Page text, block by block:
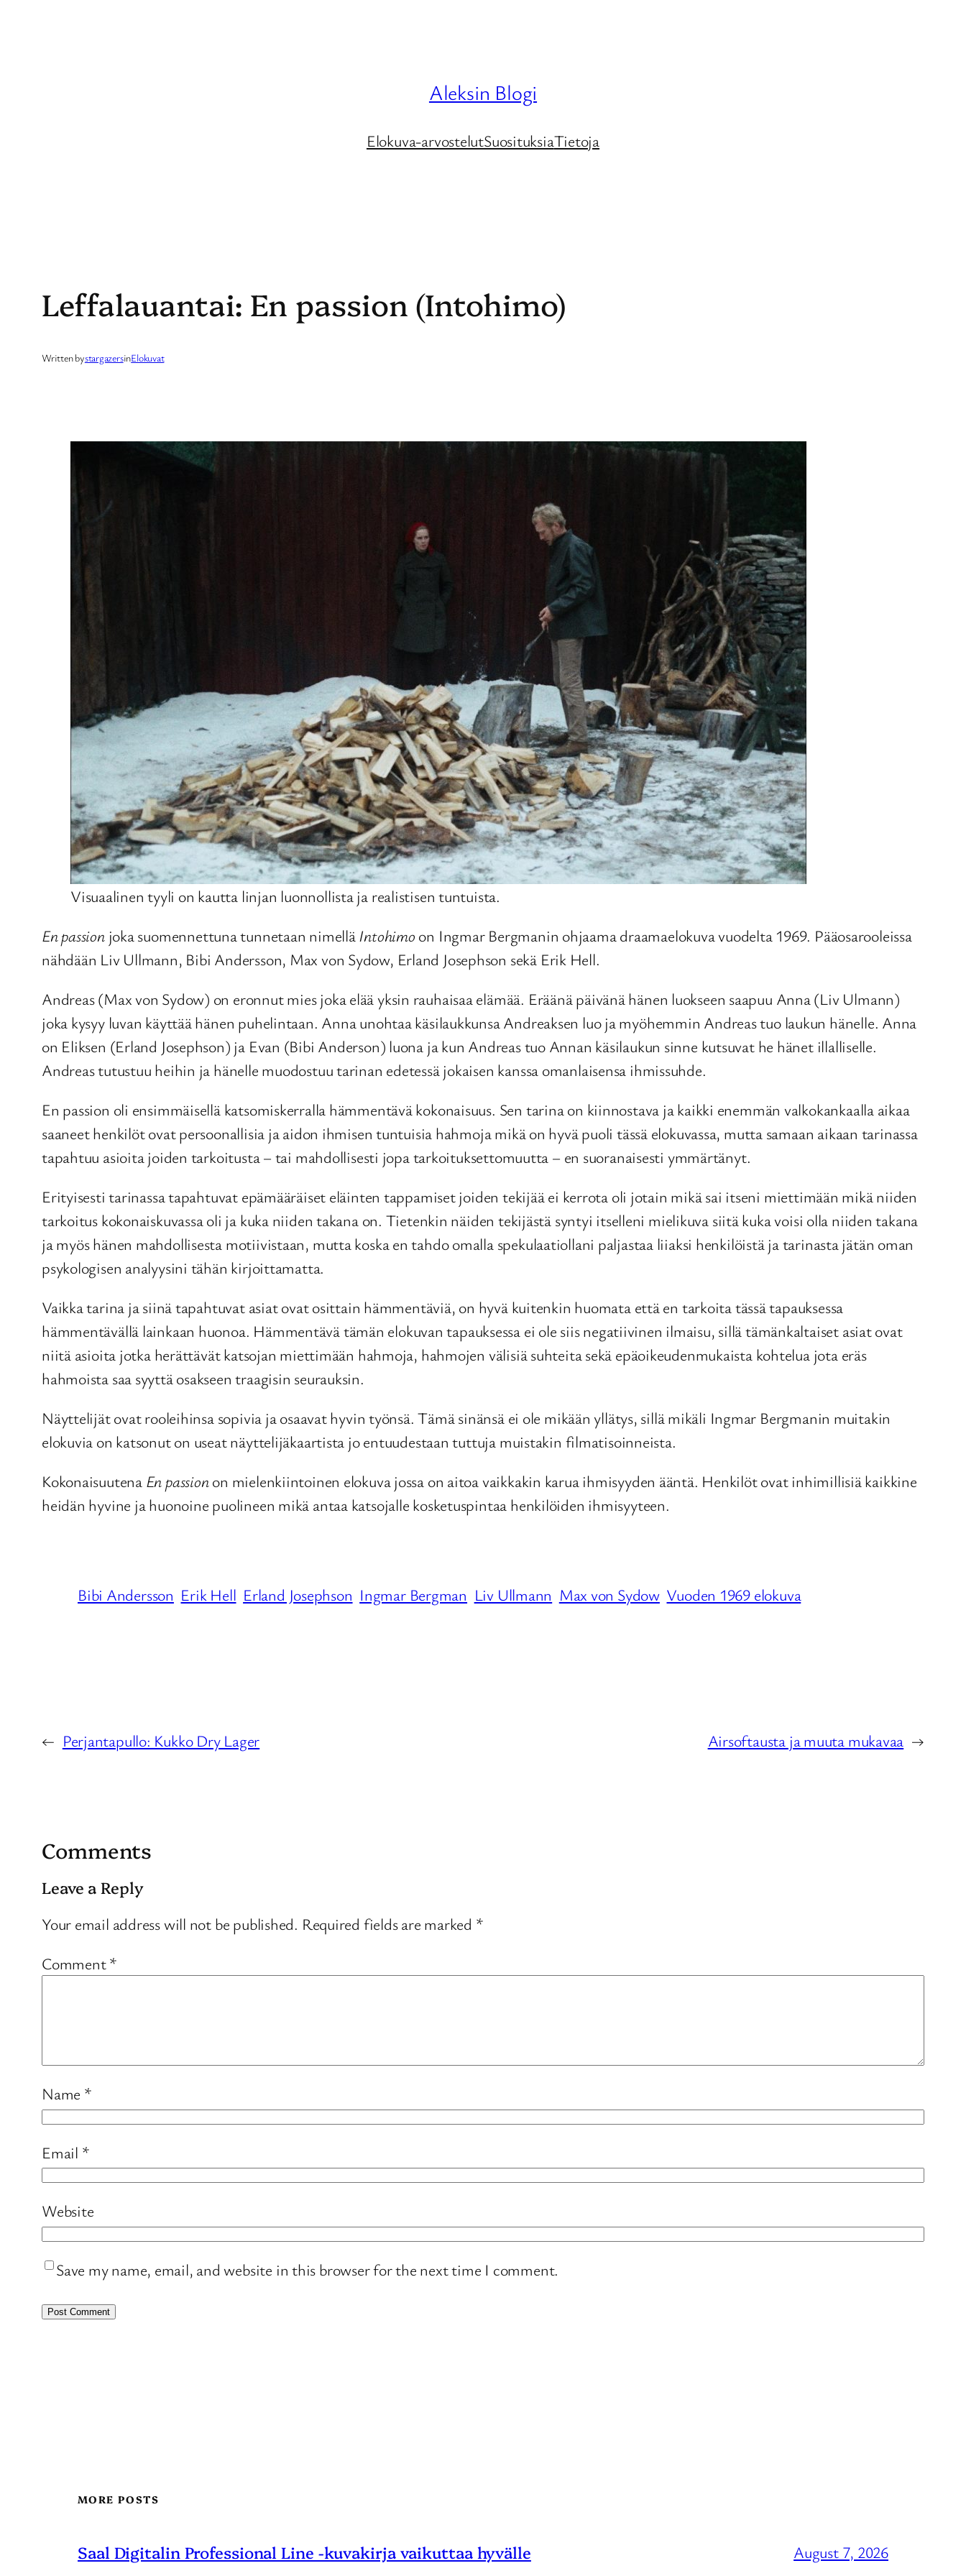
Aleksin Blogi
Elokuva-arvostelutSuosituksiaTietoja
Leffalauantai: En passion (Intohimo)
Written bystargazersinElokuvat
Visuaalinen tyyli on kautta linjan luonnollista ja realistisen tuntuista.
En passionjoka suomennettuna tunnetaan nimelläIntohimo on Ingmar Bergmanin ohjaama draamaelokuva vuodelta 1969. Pääosarooleissa
nähdään Liv Ullmann, Bibi Andersson, Max von Sydow, Erland Josephson sekä Erik Hell.
Andreas (Max von Sydow) on eronnut mies joka elää yksin rauhaisaa elämää. Eräänä päivänä hänen luokseen saapuu Anna (Liv Ulmann)
joka kysyy luvan käyttää hänen puhelintaan. Anna unohtaa käsilaukkunsa Andreaksen luo ja myöhemmin Andreas tuo laukun hänelle. Anna
on Eliksen (Erland Josephson) ja Evan (Bibi Anderson) luona ja kun Andreas tuo Annan käsilaukun sinne kutsuvat he hänet illalliselle.
Andreas tutustuu heihin ja hänelle muodostuu tarinan edetessä jokaisen kanssa omanlaisensa ihmissuhde.
En passion oli ensimmäisellä katsomiskerralla hämmentävä kokonaisuus. Sen tarina on kiinnostava ja kaikki enemmän valkokankaalla aikaa
saaneet henkilöt ovat persoonallisia ja aidon ihmisen tuntuisia hahmoja mikä on hyvä puoli tässä elokuvassa, mutta samaan aikaan tarinassa
tapahtuu asioita joiden tarkoitusta – tai mahdollisesti jopa tarkoituksettomuutta – en suoranaisesti ymmärtänyt.
Erityisesti tarinassa tapahtuvat epämääräiset eläinten tappamiset joiden tekijää ei kerrota oli jotain mikä sai itseni miettimään mikä niiden
tarkoitus kokonaiskuvassa oli ja kuka niiden takana on. Tietenkin näiden tekijästä syntyi itselleni mielikuva siitä kuka voisi olla niiden takana
ja myös hänen mahdollisesta motiivistaan, mutta koska en tahdo omalla spekulaatiollani paljastaa liiaksi henkilöistä ja tarinasta jätän oman
psykologisen analyysini tähän kirjoittamatta.
Vaikka tarina ja siinä tapahtuvat asiat ovat osittain hämmentäviä, on hyvä kuitenkin huomata että en tarkoita tässä tapauksessa
hämmentävällä lainkaan huonoa. Hämmentävä tämän elokuvan tapauksessa ei ole siis negatiivinen ilmaisu, sillä tämänkaltaiset asiat ovat
niitä asioita jotka herättävät katsojan miettimään hahmoja, hahmojen välisiä suhteita sekä epäoikeudenmukaista kohtelua jota eräs
hahmoista saa syyttä osakseen traagisin seurauksin.
Näyttelijät ovat rooleihinsa sopivia ja osaavat hyvin työnsä. Tämä sinänsä ei ole mikään yllätys, sillä mikäli Ingmar Bergmanin muitakin
elokuvia on katsonut on useat näyttelijäkaartista jo entuudestaan tuttuja muistakin filmatisoinneista.
Kokonaisuutena En passionon mielenkiintoinen elokuva jossa on aitoa vaikkakin karua ihmisyyden ääntä. Henkilöt ovat inhimillisiä kaikkine
heidän hyvine ja huonoine puolineen mikä antaa katsojalle kosketuspintaa henkilöiden ihmisyyteen.
Bibi Andersson Erik Hell Erland Josephson Ingmar Bergman Liv Ullmann Max von Sydow Vuoden 1969 elokuva
← Perjantapullo: Kukko Dry Lager Airsoftausta ja muuta mukavaa →
Comments
Leave a Reply
Your email address will not be published. Required fields are marked *
Comment*
Name *
Email *
Website
Save my name, email, and website in this browser for the next time I comment.
MORE POSTS
Saal Digitalin Professional Line -kuvakirja vaikuttaa hyvälle August 7, 2026